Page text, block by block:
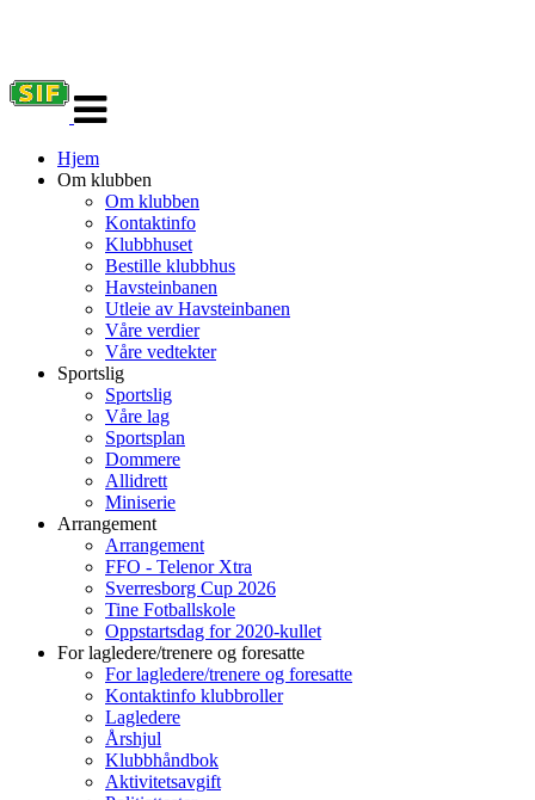
navigasjon
Hjem
Om klubben
Om klubben
Kontaktinfo
Klubbhuset
Bestille klubbhus
Havsteinbanen
Utleie av Havsteinbanen
Våre verdier
Våre vedtekter
Sportslig
Sportslig
Våre lag
Sportsplan
Dommere
Allidrett
Miniserie
Arrangement
Arrangement
FFO - Telenor Xtra
Sverresborg Cup 2026
Tine Fotballskole
Oppstartsdag for 2020-kullet
For lagledere/trenere og foresatte
For lagledere/trenere og foresatte
Kontaktinfo klubbroller
Lagledere
Årshjul
Klubbhåndbok
Aktivitetsavgift